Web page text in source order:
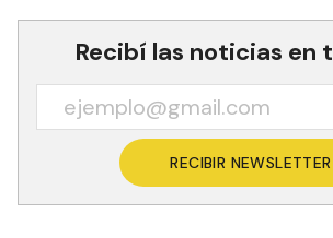
Recibí las noticias en
RECIBIR NEWSLETTER